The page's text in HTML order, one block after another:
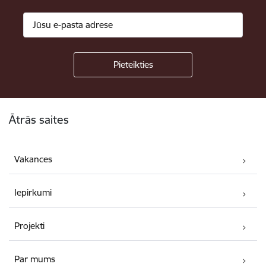
Ātrās saites
Vakances
Iepirkumi
Projekti
Par mums